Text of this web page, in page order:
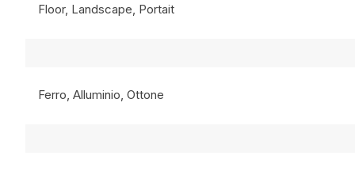
Floor, Landscape, Portait
Ferro, Alluminio, Ottone